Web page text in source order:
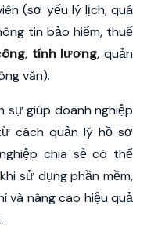
(sơ yếu lý lịch, quá
tin bảo hiểm, thuế
, tính lương, quản
văn).
sự giúp doanh nghiệp
cách quản lý hồ sơ
chia sẻ có thể
sử dụng phần mềm,
và nâng cao hiệu quả